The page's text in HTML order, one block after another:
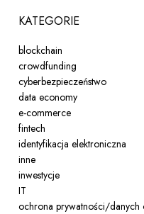
KATEGORIE
blockchain
crowdfunding
cyberbezpieczeństwo
data economy
e-commerce
fintech
identyfikacja elektroniczna
inne
inwestycje
IT
ochrona prywatności/danych